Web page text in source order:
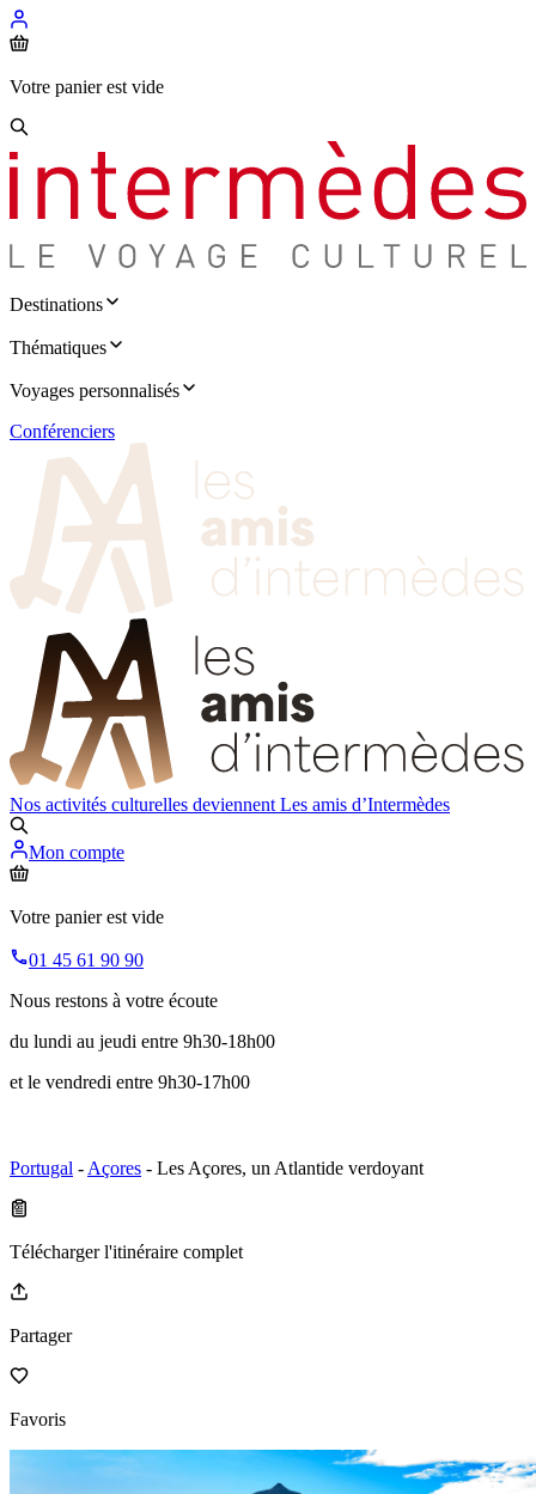
Votre panier est vide
Destinations
Thématiques
Voyages personnalisés
Conférenciers
Nos activités culturelles deviennent Les amis d’Intermèdes
Mon compte
Votre panier est vide
01 45 61 90 90
Nous restons à votre écoute
du lundi au jeudi entre 9h30-18h00
et le vendredi entre 9h30-17h00
Portugal - Açores - Les Açores, un Atlantide verdoyant
Télécharger l'itinéraire complet
Partager
Favoris